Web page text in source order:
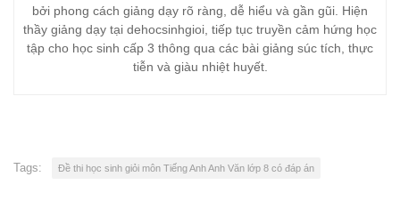
bởi phong cách giảng dạy rõ ràng, dễ hiểu và gần gũi. Hiện
thầy giảng dạy tại dehocsinhgioi, tiếp tục truyền cảm hứng học
tập cho học sinh cấp 3 thông qua các bài giảng súc tích, thực
tiễn và giàu nhiệt huyết.
Tags: Đề thi học sinh giỏi môn Tiếng Anh Anh Văn lớp 8 có đáp án